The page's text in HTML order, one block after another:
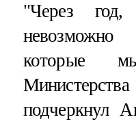
"Через
невозможно
которые
подчеркнул